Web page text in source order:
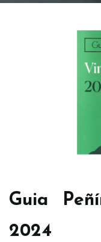
Guia
2024